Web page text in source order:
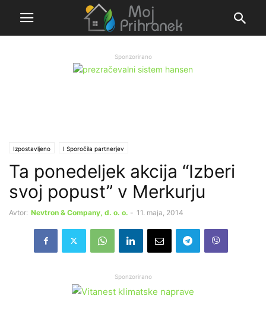
Sponzorirano
Izpostavljeno Ι Sporočila partnerjev
Ta ponedeljek akcija “Izberi
svoj popust” v Merkurju
Avtor: Nevtron & Company, d. o. o. - 11. maja, 2014
Sponzorirano